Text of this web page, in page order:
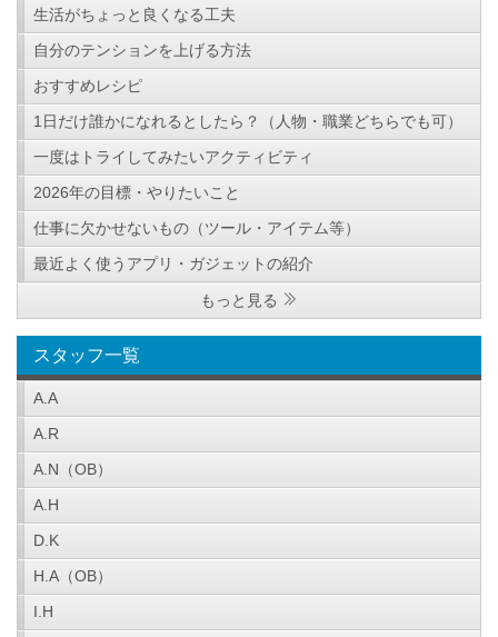
生活がちょっと良くなる工夫
自分のテンションを上げる方法
おすすめレシピ
1日だけ誰かになれるとしたら？（人物・職業どちらでも可）
一度はトライしてみたいアクティビティ
2026年の目標・やりたいこと
仕事に欠かせないもの（ツール・アイテム等）
最近よく使うアプリ・ガジェットの紹介
もっと見る
スタッフ一覧
A.A
A.R
A.N（OB）
A.H
D.K
H.A（OB）
I.H